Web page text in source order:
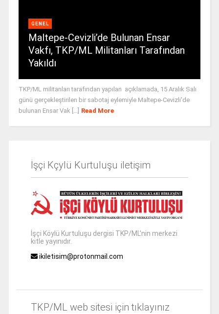
GENEL
Maltepe-Cevizli’de Bulunan Ensar
Vakfı, TKP/ML Militanları Tarafından
Yakıldı
TKP/ML militanları tarafından yapılan açıklamada, 15 Aralık Salı
günü gerçekleştirilen bir sabotaj eylemiyle Maltepe-Cevizli'de
bulunan Ensar Vak [...]
Read More
İşçi Kçylü Kurtuluşu iletişim
İşçi Köylü Kurtuluşu dergisi TKP/ML'nin merkezi
kitle yayınıdır.
ikiletisim@protonmail.com
TKP/ML web sitesi için tıklayınız